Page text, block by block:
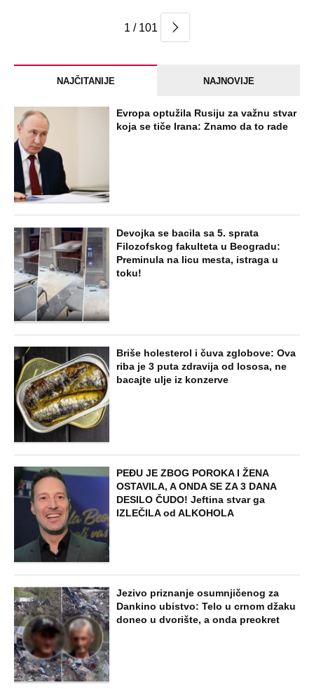
1 / 101
NAJČITANIJE NAJNOVIJE
Evropa optužila Rusiju za važnu stvar
koja se tiče Irana: Znamo da to rade
Devojka se bacila sa 5. sprata
Filozofskog fakulteta u Beogradu:
Preminula na licu mesta, istraga u
toku!
Briše holesterol i čuva zglobove: Ova
riba je 3 puta zdravija od lososa, ne
bacajte ulje iz konzerve
PEĐU JE ZBOG POROKA I ŽENA
OSTAVILA, A ONDA SE ZA 3 DANA
DESILO ČUDO! Jeftina stvar ga
IZLEČILA od ALKOHOLA
Jezivo priznanje osumnjičenog za
Dankino ubistvo: Telo u crnom džaku
doneo u dvorište, a onda preokret